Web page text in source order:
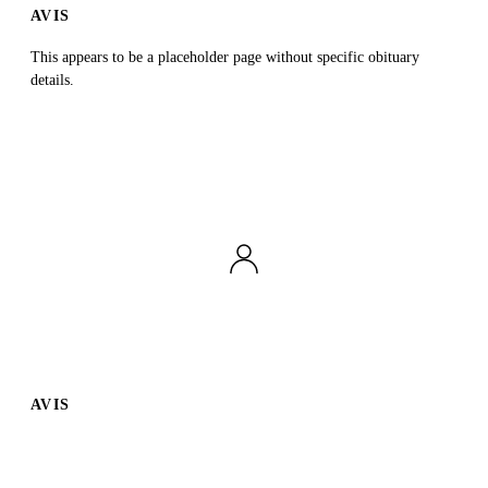
AVIS
This appears to be a placeholder page without specific obituary
details.
AVIS